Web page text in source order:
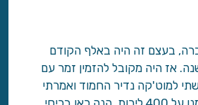
בעצם זה היה באלף הקודם
לפני 35 שנה. אז היה מקובל להזמין זמר עם
למוט'קה נדיר החמוד ואמרתי